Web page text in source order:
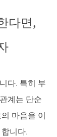
다면,
다. 특히 부
계는 단순
마음을 이
니다.